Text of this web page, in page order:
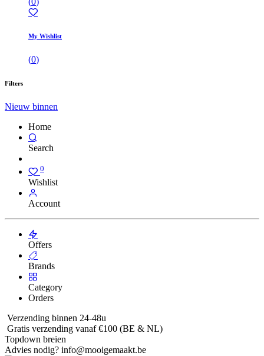
My Wishlist
(0)
Filters
Nieuw binnen
Home
Search
0
Wishlist
Account
Offers
Brands
Category
Orders
Verzending binnen 24-48u
Gratis verzending vanaf €100 (BE & NL)
Topdown breien
Advies nodig? info@mooigemaakt.be